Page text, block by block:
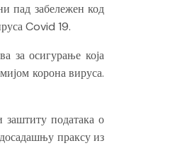
пад забележен код
Covid 19.
за осигурање која
корона вируса.
заштиту података о
праксу из